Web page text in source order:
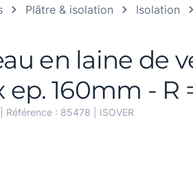
Plâtre & isolation Isolation
en laine de
ep. 160mm - R
| Référence : 85478 ISOVER